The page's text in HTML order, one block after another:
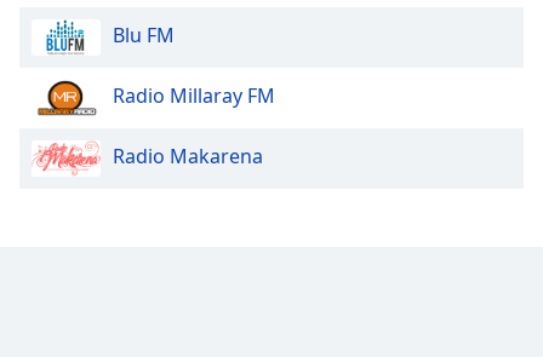
Blu FM
Radio Millaray FM
Radio Makarena